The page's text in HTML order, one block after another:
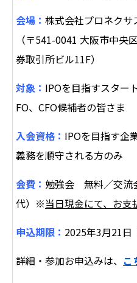
会場： 株式会社プロネクサ
（〒541-0041 大阪市中央
券取引所ビル11F）
対象： IPOを目指すスター
FO、CFO候補者の皆さま
入会資格： IPOを目指す企
義務を順守される方のみ
会費： 勉強会 無料／交流
代）※当日現金にて、お支
申込期限： 2025年3月21日
詳細・参加お申込みは、 こ